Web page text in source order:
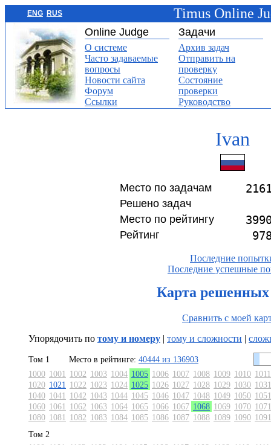
ENG RUS Timus Online
Online Judge Задачи
О системе
Часто задаваемые
вопросы
Новости сайта
Форум
Ссылки
Архив задач
Отправить на
проверку
Состояние
проверки
Руководство
Ivan
Место по задачам
Решено задач
Место по рейтингу
Рейтинг
Последние
Последние успешные
Карта решенных
Сравнить с моей
Упорядочить по тому и номеру | тому и сложности |
Том 1 Место в рейтинге: 40444 из 136903
1000 1001 1002 1003 1004 1005 1006 1007 1008 1009 1010 1011
1020 1021 1022 1023 1024 1025 1026 1027 1028 1029 1030 1031
1040 1041 1042 1043 1044 1045 1046 1047 1048 1049 1050 1051
1060 1061 1062 1063 1064 1065 1066 1067 1068 1069 1070 1071
1080 1081 1082 1083 1084 1085 1086 1087 1088 1089 1090 1091
Том 2